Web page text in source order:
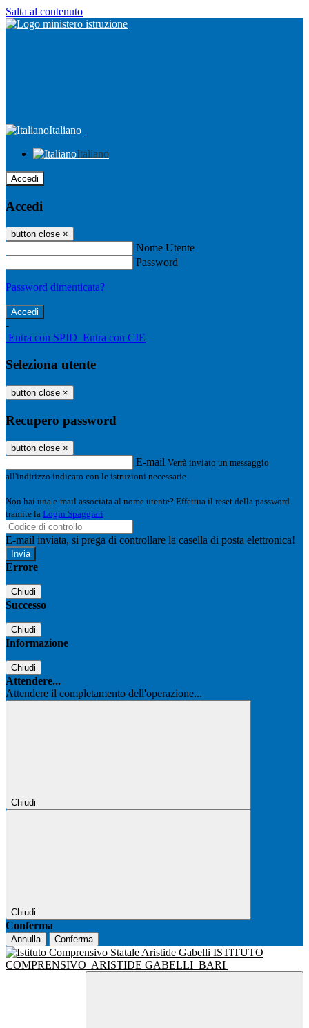
Salta al contenuto
Italiano
Italiano
Accedi
Accedi
button close ×
Nome Utente
Password
Password dimenticata?
-
Entra con SPID Entra con CIE
Seleziona utente
button close ×
Recupero password
button close ×
E-mail Verrà inviato un messaggio
all'indirizzo indicato con le istruzioni necessarie.
Non hai una e-mail associata al nome utente? Effettua il reset della password
tramite la Login Spaggiari
E-mail inviata, si prega di controllare la casella di posta elettronica!
Errore
Chiudi
Successo
Chiudi
Informazione
Chiudi
Attendere...
Attendere il completamento dell'operazione...
Chiudi
Chiudi
Conferma
Annulla Conferma
ISTITUTO
COMPRENSIVO ARISTIDE GABELLI BARI